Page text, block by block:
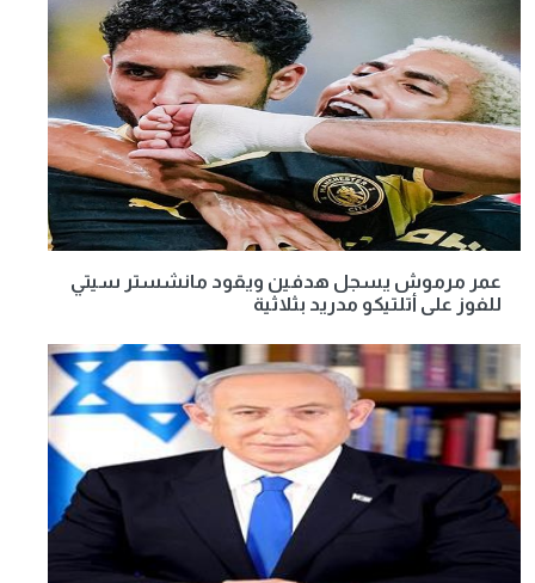
عمر مرموش يسجل هدفين ويقود مانشستر سيتي
للفوز على أتلتيكو مدريد بثلاثية